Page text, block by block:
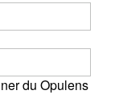
du Opulens